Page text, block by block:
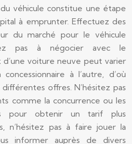
véhicule constitue une étape
à emprunter. Effectuez des
du marché pour le véhicule
pas à négocier avec le
d’une voiture neuve peut varier
à l’autre, d’où
offres. N’hésitez pas
comme la concurrence ou les
pour obtenir un tarif plus
n’hésitez pas à faire jouer la
informer auprès de divers